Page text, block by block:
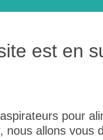
est en
pour
nous allons vous